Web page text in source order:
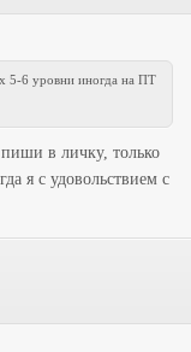
5-6 уровни иногда на ПТ
в личку, только
я с удовольствием с